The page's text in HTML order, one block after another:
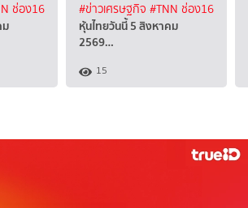
ช่อง16 #ข่าวเศรษฐกิจ #TNN ช่อง16
หุ้นไทยวันนี้ 5 สิงหาคม
2569…
15